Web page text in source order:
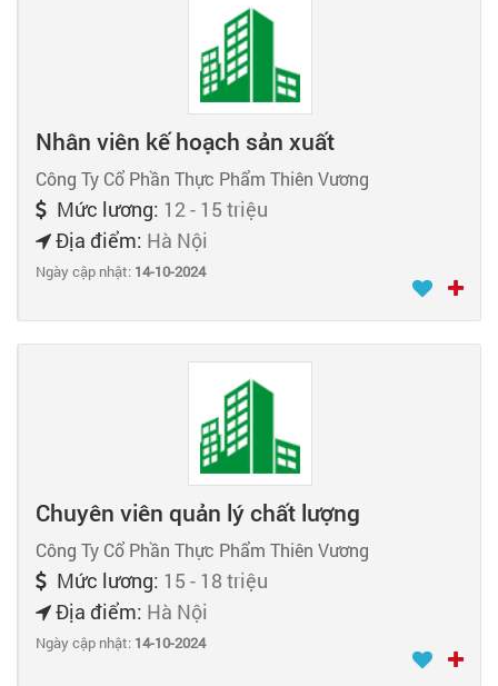
Nhân viên kế hoạch sản xuất
Công Ty Cổ Phần Thực Phẩm Thiên Vương
Mức lương: 12 - 15 triệu
Địa điểm: Hà Nội
Ngày cập nhật: 14-10-2024
Chuyên viên quản lý chất lượng
Công Ty Cổ Phần Thực Phẩm Thiên Vương
Mức lương: 15 - 18 triệu
Địa điểm: Hà Nội
Ngày cập nhật: 14-10-2024